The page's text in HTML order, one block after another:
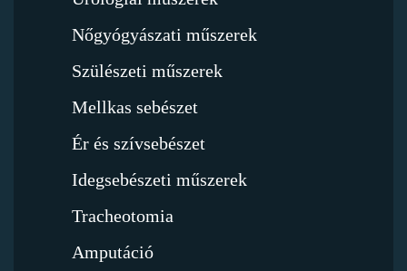
Nőgyógyászati műszerek
Szülészeti műszerek
Mellkas sebészet
Ér és szívsebészet
Idegsebészeti műszerek
Tracheotomia
Amputáció